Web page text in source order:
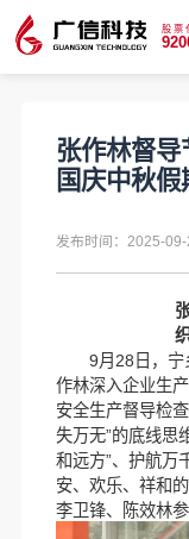
股票
张作林督
国庆中秋
发布时间：2025-09-
张
织
9月28日，宁乡
作林深入企业生
安全生产督导检
失万无”的底线思
和远方”、护航万
安、欢乐、祥和
李卫锋、陈效林参